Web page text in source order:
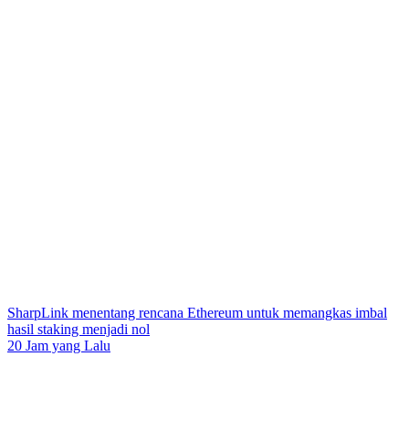
SharpLink menentang rencana Ethereum untuk memangkas imbal
hasil staking menjadi nol
20 Jam yang Lalu